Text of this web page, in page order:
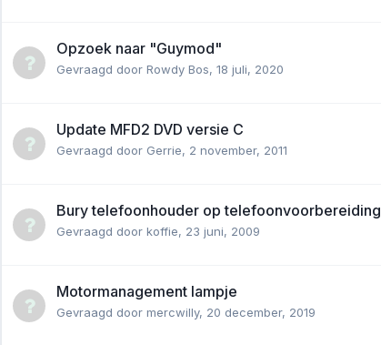
Opzoek naar "Guymod"
Gevraagd door Rowdy Bos, 18 juli, 2020
Update MFD2 DVD versie C
Gevraagd door Gerrie, 2 november, 2011
Bury telefoonhouder op telefoonvoorbereiding
Gevraagd door koffie, 23 juni, 2009
Motormanagement lampje
Gevraagd door mercwilly, 20 december, 2019